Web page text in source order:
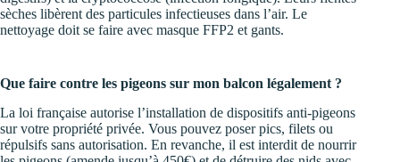
sèches libèrent des particules infectieuses dans l’air. Le
nettoyage doit se faire avec masque FFP2 et gants.
Que faire contre les pigeons sur mon balcon légalement ?
La loi française autorise l’installation de dispositifs anti-pigeons
sur votre propriété privée. Vous pouvez poser pics, filets ou
répulsifs sans autorisation. En revanche, il est interdit de nourrir